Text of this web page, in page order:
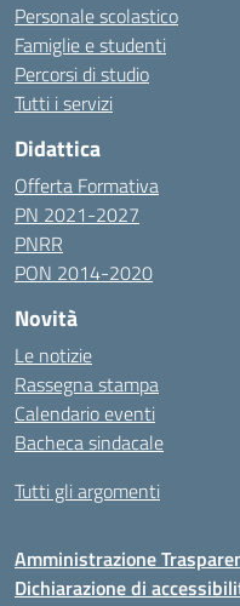
Personale scolastico
Famiglie e studenti
Percorsi di studio
Tutti i servizi
Didattica
Offerta Formativa
PN 2021-2027
PNRR
PON 2014-2020
Novità
Le notizie
Rassegna stampa
Calendario eventi
Bacheca sindacale
Tutti gli argomenti
Amministrazione
Dichiarazione di